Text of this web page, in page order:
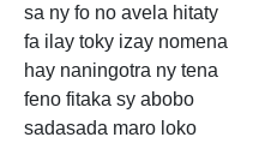
sa ny fo no avela hitaty
fa ilay toky izay nomena
hay naningotra ny tena
feno fitaka sy abobo
sadasada maro loko